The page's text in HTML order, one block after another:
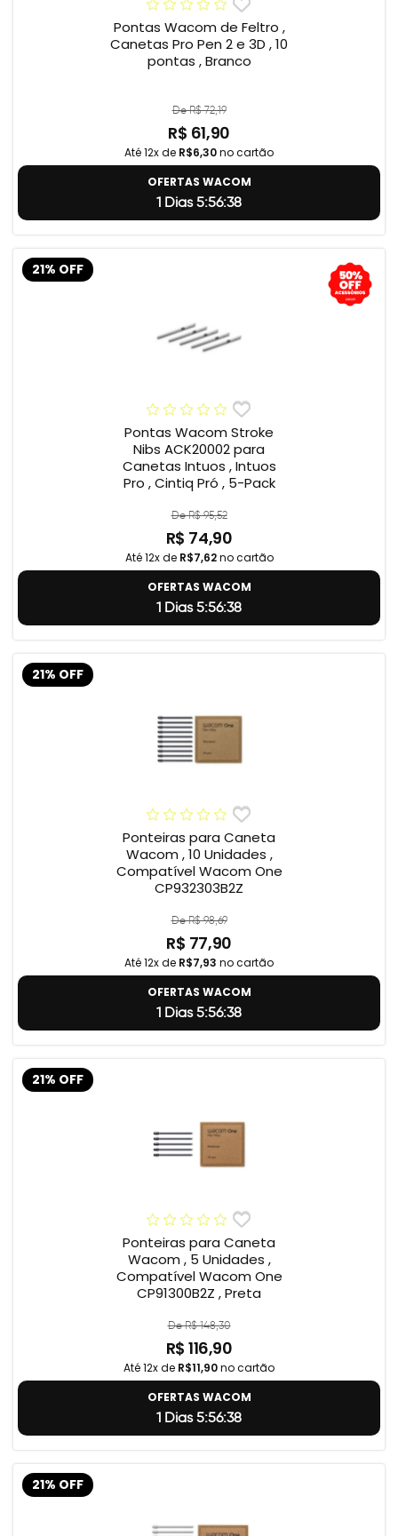
Pontas Wacom de Feltro ,
Canetas Pro Pen 2 e 3D , 10
pontas , Branco
De R$ 72,19
R$ 61,90
Até 12x de R$6,30no cartão
OFERTAS WACOM
1 Dias 5:56:37
21% OFF
Pontas Wacom Stroke
Nibs ACK20002 para
Canetas Intuos , Intuos
Pro , Cintiq Pró , 5-Pack
De R$ 95,52
R$ 74,90
Até 12x de R$7,62no cartão
OFERTAS WACOM
1 Dias 5:56:37
21% OFF
Ponteiras para Caneta
Wacom , 10 Unidades ,
Compatível Wacom One
CP932303B2Z
De R$ 98,69
R$ 77,90
Até 12x de R$7,93 no cartão
OFERTAS WACOM
1 Dias 5:56:37
21% OFF
Ponteiras para Caneta
Wacom , 5 Unidades ,
Compatível Wacom One
CP91300B2Z , Preta
De R$ 148,30
R$ 116,90
Até 12x de R$11,90no cartão
OFERTAS WACOM
1 Dias 5:56:37
21% OFF